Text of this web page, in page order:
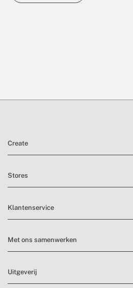
Create
Stores
Klantenservice
Met ons samenwerken
Uitgeverij